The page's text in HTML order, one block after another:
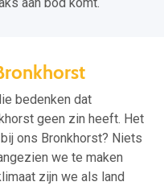
aan bod komt.
bedenken dat
geen zin heeft. Het
ons Bronkhorst? Niets
we te maken
zijn we als land